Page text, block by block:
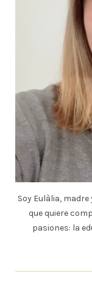
Soy Eulàlia,
que quiere
pasiones: la